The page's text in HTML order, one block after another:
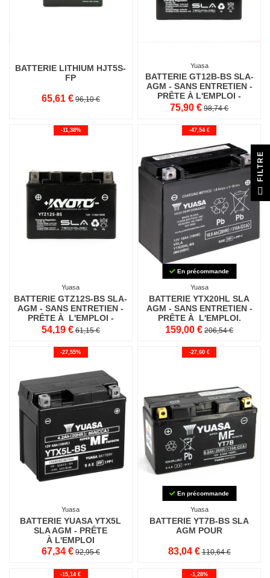
BATTERIE LITHIUM HJT5S-
FP
65,61 € 96,10 €
Yuasa
BATTERIE GT12B-BS SLA-
AGM - SANS ENTRETIEN -
PRÊTE À L'EMPLOI -
EQUIVELENTE YT12B-BS
75,90 € 98,74 €
-11,38%
Yuasa
BATTERIE GTZ12S-BS SLA-
AGM - SANS ENTRETIEN -
PRÊTE À L'EMPLOI -
EQUIVALENTE YTZ
54,19 € 61,15 €
-47,54 €
En précommande
Yuasa
BATTERIE YTX20HL SLA
AGM - SANS ENTRETIEN -
PRÊTE À L'EMPLOI.
159,00 € 206,54 €
-27,55%
Yuasa
BATTERIE YUASA YTX5L
SLA AGM - PRÊTE
À L'EMPLOI
67,34 € 92,95 €
-27,60 €
En précommande
Yuasa
BATTERIE YT7B-BS SLA
AGM POUR
83,04 € 110,64 €
-15,14 € -1,28%
E